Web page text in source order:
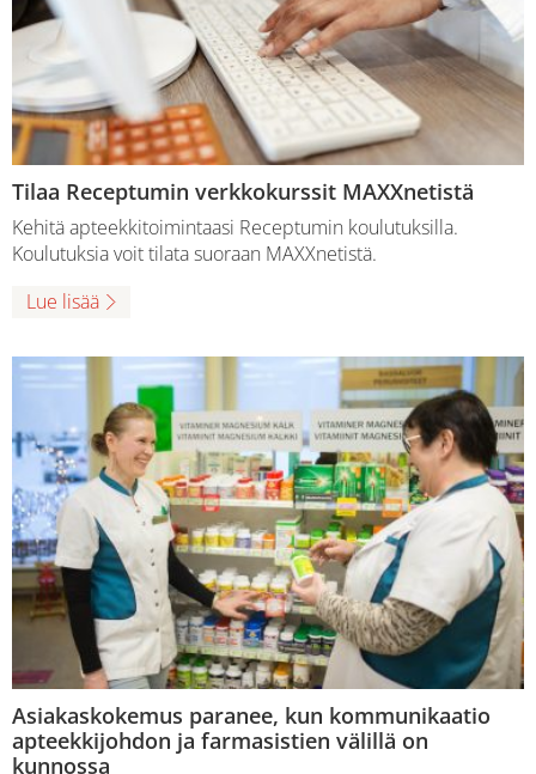
Tilaa Receptumin verkkokurssit MAXXnetistä
Kehitä apteekkitoimintaasi Receptumin koulutuksilla.
Koulutuksia voit tilata suoraan MAXXnetistä.
Lue lisää
Asiakaskokemus paranee, kun kommunikaatio
apteekkijohdon ja farmasistien välillä on
kunnossa